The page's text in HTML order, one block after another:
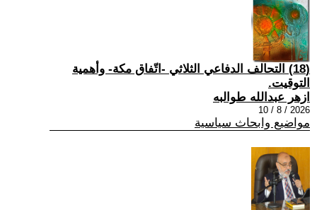
(18) التحالف الدفاعي الثلاثي -اتّفاق مكة- وأهمية
التوقيت.
ازهر عبدالله طوالبه
2026 / 8 / 10
مواضيع وابحاث سياسية